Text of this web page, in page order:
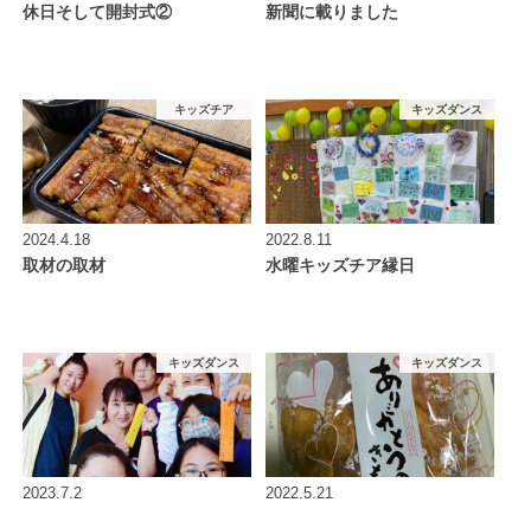
休日そして開封式② 新聞に載りました
キッズチア
2024.4.18
取材の取材
キッズダンス
2022.8.11
水曜キッズチア縁日
キッズダンス
2023.7.2
キッズダンス
2022.5.21